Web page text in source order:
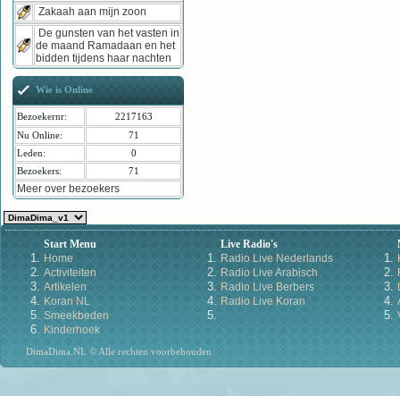
Zakaah aan mijn zoon
De gunsten van het vasten in
de maand Ramadaan en het
bidden tijdens haar nachten
Wie is Online
Bezoekernr:
2217163
Nu Online:
71
Leden:
0
Bezoekers:
71
Meer over bezoekers
Start Menu
Home
Activiteiten
Artikelen
Koran NL
Smeekbeden
Kinderhoek
Live Radio's
Radio Live Nederlands
Radio Live Arabisch
Radio Live Berbers
Radio Live Koran
DimaDima.NL © Alle rechten voorbehouden